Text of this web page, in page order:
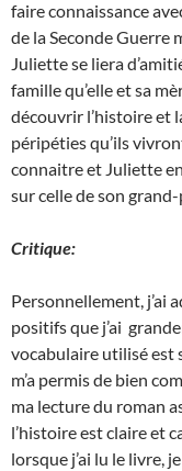
faire connaissance
de la Seconde Guerre
Juliette se liera
famille qu’elle et sa
découvrir l’histoire et
péripéties qu’ils
connaitre et Juliette
sur celle de son
Critique:
Personnellement, j’ai
positifs que j’ai
vocabulaire utilisé est
m’a permis de bien
ma lecture du roman
l’histoire est claire et
lorsque j’ai lu le livre,